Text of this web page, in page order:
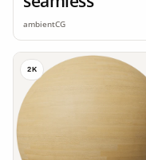
ambientCG
2K